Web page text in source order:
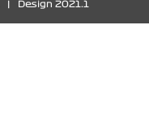
Design 2021.1